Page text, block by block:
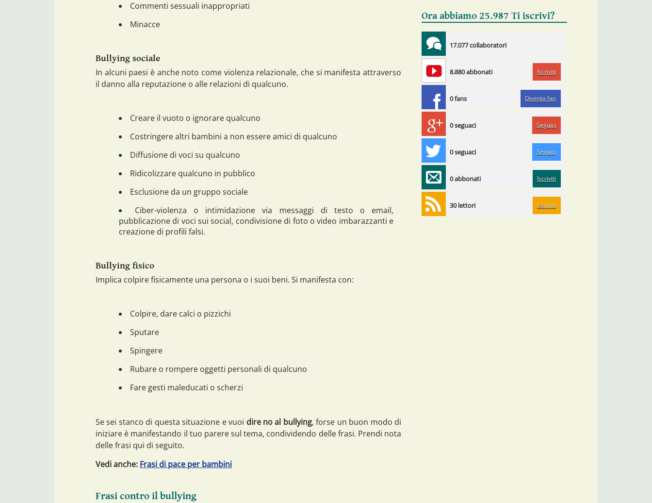
Commenti sessuali inappropriati
Minacce
Bullying sociale
In alcuni paesi è anche noto come violenza relazionale, che si manifesta attraverso
il danno alla reputazione o alle relazioni di qualcuno.
Creare il vuoto o ignorare qualcuno
Costringere altri bambini a non essere amici di qualcuno
Diffusione di voci su qualcuno
Ridicolizzare qualcuno in pubblico
Esclusione da un gruppo sociale
Ciber-violenza o intimidazione via messaggi di testo o email,
pubblicazione di voci sui social, condivisione di foto o video imbarazzanti e
creazione di profili falsi.
Bullying fisico
Implica colpire fisicamente una persona o i suoi beni. Si manifesta con:
Colpire, dare calci o pizzichi
Sputare
Spingere
Rubare o rompere oggetti personali di qualcuno
Fare gesti maleducati o scherzi
Se sei stanco di questa situazione e vuoi dire no al bullying, forse un buon modo di
iniziare è manifestando il tuo parere sul tema, condividendo delle frasi. Prendi nota
delle frasi qui di seguito.
Vedi anche: Frasi di pace per bambini
Frasi contro il bullying
Ora abbiamo 25.987 Ti iscrivi?
17.077 collaboratori
8.880 abbonati Iscriviti
0 fans Diventa fan
0 seguaci Seguici
0 seguaci Seguici
0 abbonati Iscriviti
30 lettori Iscriviti